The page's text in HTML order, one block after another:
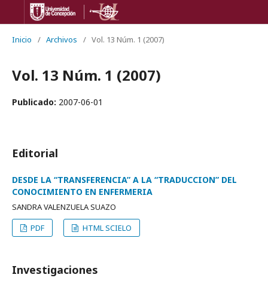
Inicio / Archivos / Vol. 13 Núm. 1 (2007)
Vol. 13 Núm. 1 (2007)
Publicado: 2007-06-01
Editorial
DESDE LA “TRANSFERENCIA” A LA “TRADUCCION” DEL
CONOCIMIENTO EN ENFERMERIA
SANDRA VALENZUELA SUAZO
PDF
HTML SCIELO
Investigaciones